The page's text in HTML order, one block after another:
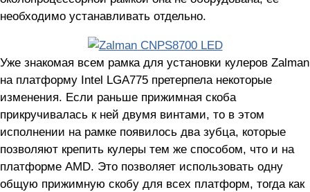
необходимо устанавливать отдельно.
Уже знакомая всем рамка для установки кулеров Zalman
на платформу Intel LGA775 претерпела некоторые
изменения. Если раньше прижимная скоба
прикручивалась к ней двумя винтами, то в этом
исполнении на рамке появилось два зубца, которые
позволяют крепить кулеры тем же способом, что и на
платформе AMD. Это позволяет использовать одну
общую прижимную скобу для всех платформ, тогда как